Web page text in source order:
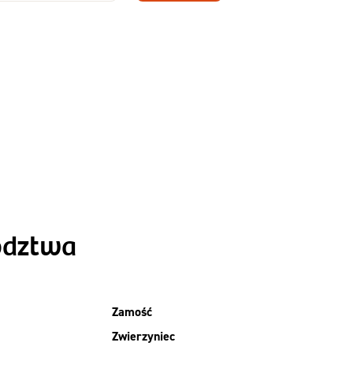
Zamość
Zwierzyniec